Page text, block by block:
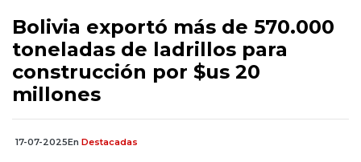
Bolivia exportó más de 570.000
toneladas de ladrillos para
construcción por $us 20
millones
17-07-2025En Destacadas